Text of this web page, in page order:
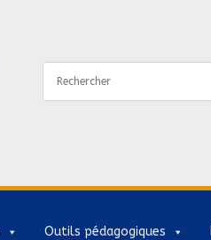
Outils pédagogiques